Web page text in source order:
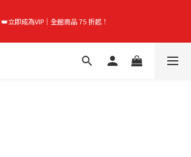
購禮｜加入會員＞滿$999超取免運費！
👑立即成為VIP｜全館商品 75 折起！
購禮｜加入會員＞滿$999超取免運費！